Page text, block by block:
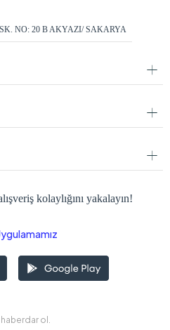
NO: 20 B AKYAZI/ SAKARYA
kolaylığını yakalayın!
ol.